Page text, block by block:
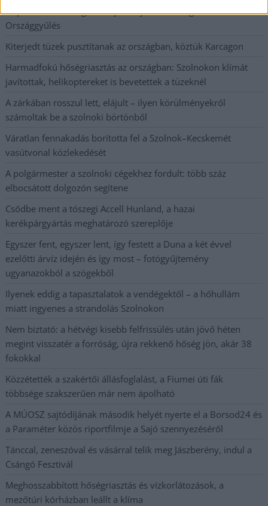
Napokon belül megválasztja az új köztársasági elnököt az
Országgyűlés
Kiterjedt tüzek pusztítanak az országban, köztük Karcagon
Harmadfokú hőségriasztás az országban: Szolnokon klímát
javítottak, helikoptereket is bevetettek a tüzeknél
A zárkában rosszul lett, elájult – ilyen körülményekről
számoltak be a szolnoki börtönből
Váratlan fennakadás borította fel a Szolnok–Kecskemét
vasútvonal közlekedését
A polgármester a szolnoki cégekhez fordult: több száz
elbocsátott dolgozón segítene
Csődbe ment a tószegi Accell Hunland, a hazai
kerékpárgyártás meghatározó szereplője
Egyszer fent, egyszer lent, így festett a Duna a két évvel
ezelőtti árvíz idején és így most – fotógyűjtemény
ugyanazokból a szögekből
Ilyenek eddig a tapasztalatok a vendégektől – a hőhullám
miatt ingyenes a strandolás Szolnokon
Nem biztató: a hétvégi kisebb felfrissülés után jövő héten
megint visszatér a forróság, újra rekkenő hőség jön, akár 38
fokokkal
Közzétették a szakértői állásfoglalást, a Fiumei úti fák
többsége szakszerűen már nem ápolható
A MÚOSZ sajtódíjának második helyét nyerte el a Borsod24 és
a Paraméter közös riportfilmje a Sajó szennyezéséről
Tánccal, zeneszóval és vásárral telik meg Jászberény, indul a
Csángó Fesztivál
Meghosszabbított hőségriasztás és vízkorlátozások, a
mezőtúri kórházban leállt a klíma